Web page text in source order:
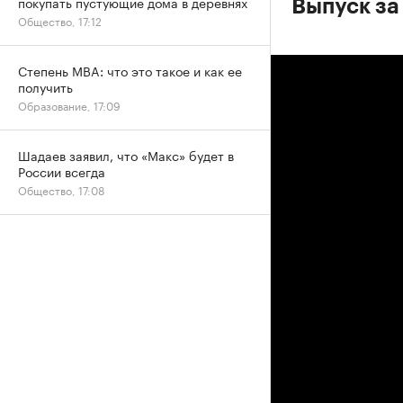
Выпуск
Общество, 17:12
Степень MBA: что это такое и как ее
получить
Образование, 17:09
Шадаев заявил, что «Макс» будет в
России всегда
Общество, 17:08